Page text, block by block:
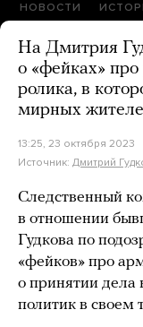
НОВОСТИ
На Дмитрия
о «фейках»
ролика, в
мирных
13:25, 23 октября 2023
Источник: Дмитрий
Следственный
в отношении
Гудкова по
«фейков» про
о принятии дела
политик в своем